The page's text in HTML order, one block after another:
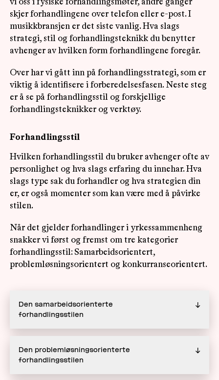
vi oss i fysiske forhandlingsmøter, andre ganger
skjer forhandlingene over telefon eller e-post. I
musikkbransjen er det siste vanlig. Hva slags
strategi, stil og forhandlingsteknikk du benytter
avhenger av hvilken form forhandlingene foregår.
Over har vi gått inn på forhandlingsstrategi, som er
viktig å identifisere i forberedelsesfasen. Neste steg
er å se på forhandlingsstil og forskjellige
forhandlingsteknikker og verktøy.
Forhandlingsstil
Hvilken forhandlingsstil du bruker avhenger ofte av
personlighet og hva slags erfaring du innehar. Hva
slags type sak du forhandler og hva strategien din
er, er også momenter som kan være med å påvirke
stilen.
Når det gjelder forhandlinger i yrkessammenheng
snakker vi først og fremst om tre kategorier
forhandlingsstil: Samarbeidsorientert,
problemløsningsorientert og konkurranseorientert.
Den samarbeidsorienterte
forhandlingsstilen
↓
Den problemløsningsorienterte
forhandlingsstilen
↓